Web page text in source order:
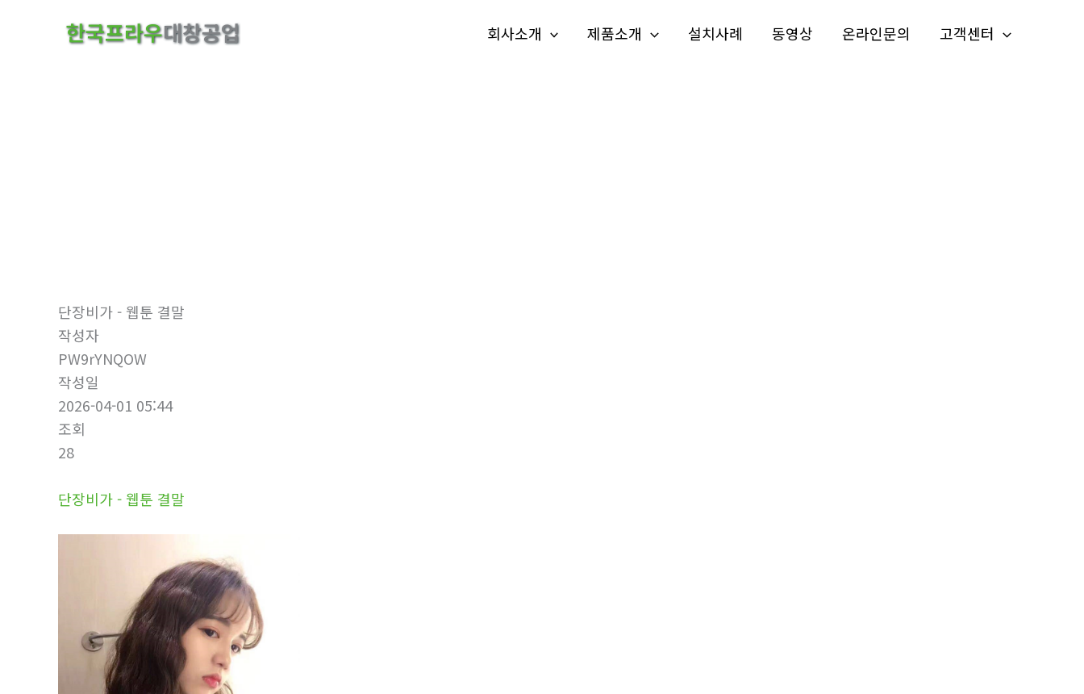
한국프라우대창공업 회사소개 제품소개 설치사례 동영상 온라인문의 고객센터
단장비가 - 웹툰 결말
작성자
PW9rYNQOW
작성일
2026-04-01 05:44
조회
28
단장비가 - 웹툰 결말